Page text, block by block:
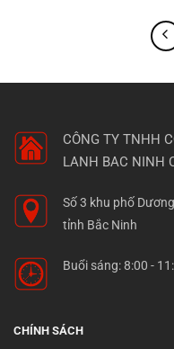
CÔNG TY TNHH
LANH BAC NINH
Số 3 khu phố
tỉnh Bắc Ninh
Buổi sáng: 8:00 -
CHÍNH SÁCH